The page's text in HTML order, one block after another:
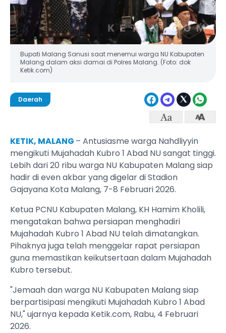
Bupati Malang Sanusi saat menemui warga NU Kabupaten
Malang dalam aksi damai di Polres Malang. (Foto: dok
Ketik.com)
Daerah
KETIK, MALANG – Antusiasme warga Nahdliyyin
mengikuti Mujahadah Kubro 1 Abad NU sangat tinggi.
Lebih dari 20 ribu warga NU Kabupaten Malang siap
hadir di even akbar yang digelar di Stadion
Gajayana Kota Malang, 7-8 Februari 2026.
Ketua PCNU Kabupaten Malang, KH Hamim Kholili,
mengatakan bahwa persiapan menghadiri
Mujahadah Kubro 1 Abad NU telah dimatangkan.
Pihaknya juga telah menggelar rapat persiapan
guna memastikan keikutsertaan dalam Mujahadah
Kubro tersebut.
"Jemaah dan warga NU Kabupaten Malang siap
berpartisipasi mengikuti Mujahadah Kubro 1 Abad
NU," ujarnya kepada Ketik.com, Rabu, 4 Februari
2026.